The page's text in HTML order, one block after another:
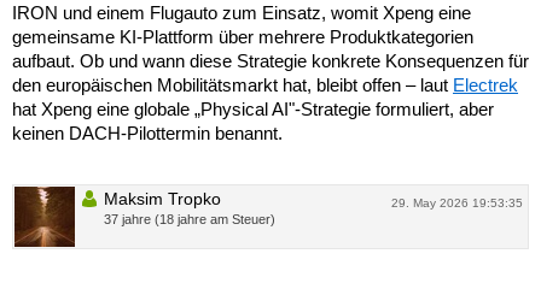
IRON und einem Flugauto zum Einsatz, womit Xpeng eine
gemeinsame KI-Plattform über mehrere Produktkategorien
aufbaut. Ob und wann diese Strategie konkrete Konsequenzen für
den europäischen Mobilitätsmarkt hat, bleibt offen – laut Electrek
hat Xpeng eine globale „Physical AI"-Strategie formuliert, aber
keinen DACH-Pilottermin benannt.
29. May 2026 19:53:35
Maksim Tropko
37 jahre (18 jahre am Steuer)